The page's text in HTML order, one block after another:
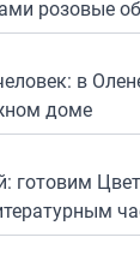
розовые
в
доме
готовим